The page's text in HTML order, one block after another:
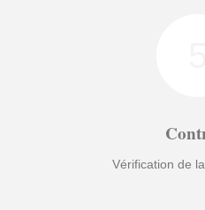
Vérification de